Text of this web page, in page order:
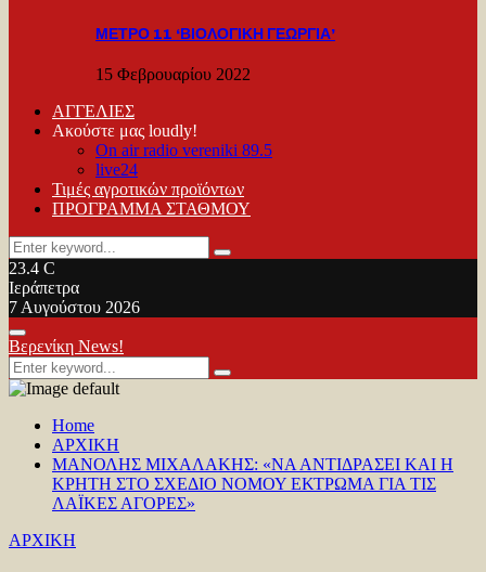
ΜΕΤΡΟ 11 ‘ΒΙΟΛΟΓΙΚΗ ΓΕΩΡΓΙΑ’
15 Φεβρουαρίου 2022
ΑΓΓΕΛΙΕΣ
Ακούστε μας loudly!
On air radio vereniki 89.5
live24
Τιμές αγροτικών προϊόντων
ΠΡΟΓΡΑΜΜΑ ΣΤΑΘΜΟΥ
Search
for:
Search
23.4 C
Ιεράπετρα
7 Αυγούστου 2026
Facebook
Twitter
Youtube
Primary
Menu
Βερενίκη News!
Search
for:
Search
Home
ΑΡΧΙΚΗ
ΜΑΝΟΛΗΣ ΜΙΧΑΛΑΚΗΣ: «ΝΑ ΑΝΤΙΔΡΑΣΕΙ ΚΑΙ Η
ΚΡΗΤΗ ΣΤΟ ΣΧΕΔΙΟ ΝΟΜΟΥ ΕΚΤΡΩΜΑ ΓΙΑ ΤΙΣ
ΛΑΪΚΕΣ ΑΓΟΡΕΣ»
ΑΡΧΙΚΗ